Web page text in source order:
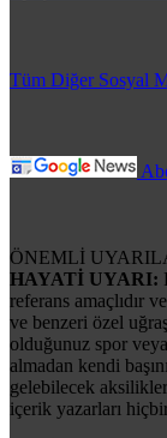
Tüm Diğer Sosyal
ÖNEMLİ
HAYATİ UYARI:
referans amaçlıdır
ve benzeri özel
olduğunuz spor
almadan kendi
gelebilecek
içerik yazarları